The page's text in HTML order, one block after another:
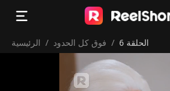
الرئيسية / فوق كل الحدود / الحلقة 6